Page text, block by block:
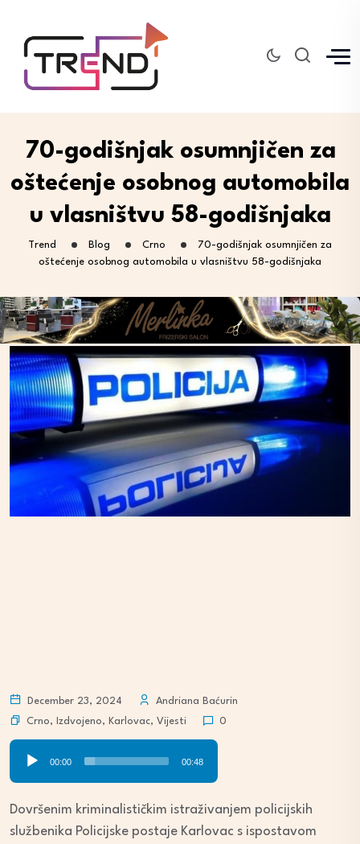
70-godišnjak osumnjičen za
oštećenje osobnog automobila
u vlasništvu 58-godišnjaka
Trend Blog Crno
70-godišnjak osumnjičen za
oštećenje osobnog automobila u vlasništvu 58-godišnjaka
December 23, 2024
Andriana Baćurin
Crno, Izdvojeno, Karlovac, Vijesti 0
Audio
Player
00:00 00:48
Dovršenim kriminalističkim istraživanjem policijskih
službenika Policijske postaje Karlovac s ispostavom